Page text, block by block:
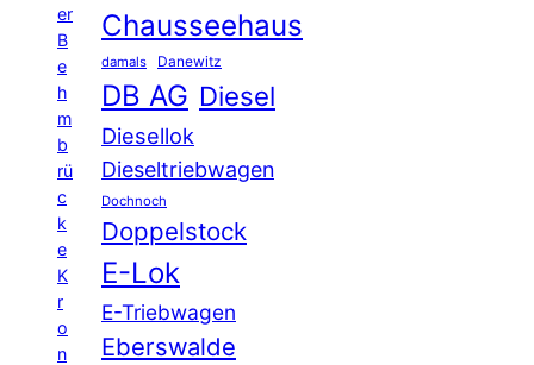
er
B
e
h
m
b
rü
c
k
e
K
r
o
n
Chausseehaus
damals Danewitz
DB AG Diesel
Diesellok
Dieseltriebwagen
Dochnoch
Doppelstock
E-Lok
E-Triebwagen
Eberswalde